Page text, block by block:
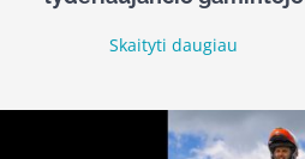
Skaityti daugiau